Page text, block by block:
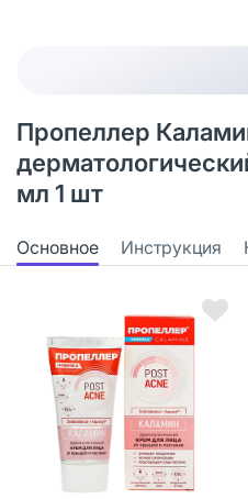
Пропеллер
мл 1 шт
Основное Инструкция